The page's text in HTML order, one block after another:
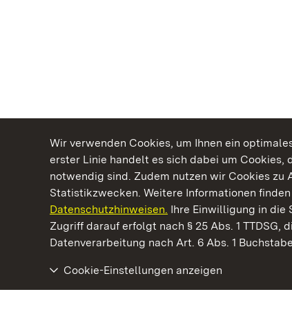
Wir verwenden Cookies, um Ihnen ein
erster Linie handelt es sich dabei um Cookies,
notwendig sind. Zudem nutzen wir Cookies zu
Statistikzwecken. Weitere Informationen finden
Datenschutzhinweisen. Ihre Einwilligung in die
Zugriff darauf erfolgt nach § 25 Abs. 1 TTDSG,
Datenverarbeitung nach Art. 6 Abs. 1
Cookie-Einstellungen anzeigen
Kommen. Staunen. Genießen.